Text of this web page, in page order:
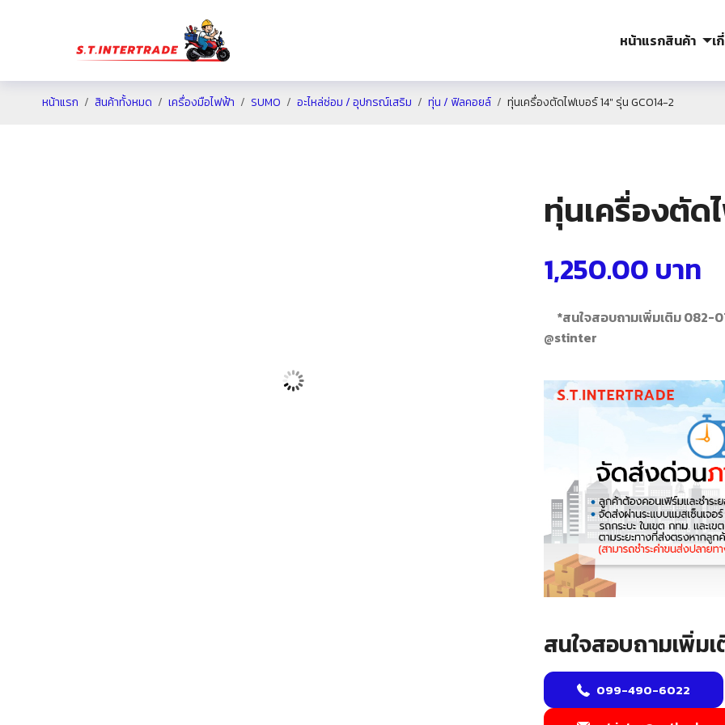
หน้าแรกสินค้า เ
หน้าแรก สินค้าทั้งหมด เครื่องมือไฟฟ้า SUMO อะไหล่ซ่อม / อุปกรณ์เสริม ทุ่น / ฟิลคอยล์ ทุ่นเครื่องตัดไฟเบอร์ 14″ รุ่น GCO14-2
ทุ่นเครื่องตัด
1,250.00 บาท
*สนใจสอบถามเพิ่มเติม 082-
@stinter
สนใจสอบถามเพิ่ม
099-490-6022